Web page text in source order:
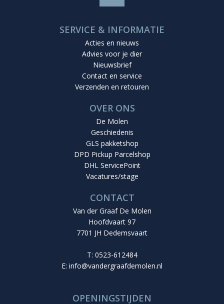
SERVICE & INFORMATIE
Acties en nieuws
Advies voor je dier
Nieuwsbrief
Contact en service
Verzenden en retouren
OVER ONS
De Molen
Geschiedenis
GLS pakketshop
DPD Pickup Parcelshop
DHL ServicePoint
Vacatures/stage
CONTACT
Van der Graaf De Molen
Hoofdvaart 97
7701 JH Dedemsvaart
T: 0523-612484
E: info@vandergraafdemolen.nl
OPENINGSTIJDEN